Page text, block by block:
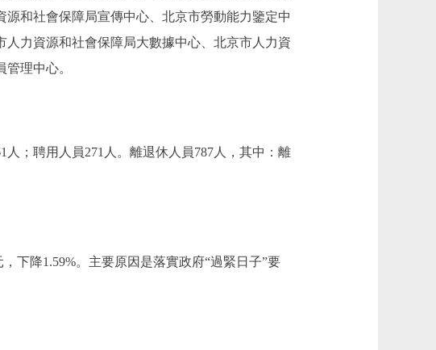
和社會保障局宣傳中心、北京市勞動能力鑒定中
力資源和社會保障局大數據中心、北京市人力資
理中心。
；聘用人員271人。離退休人員787人，其中：離
下降1.59%。主要原因是落實政府“過緊日子”要